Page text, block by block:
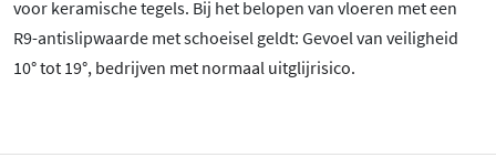
voor keramische tegels. Bij het belopen van vloeren met een
R9-antislipwaarde met schoeisel geldt: Gevoel van veiligheid
10° tot 19°, bedrijven met normaal uitglijrisico.